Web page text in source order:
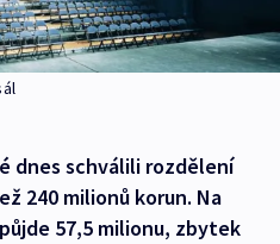
dnes schválili rozdělení
240 milionů korun. Na
57,5 milionu, zbytek